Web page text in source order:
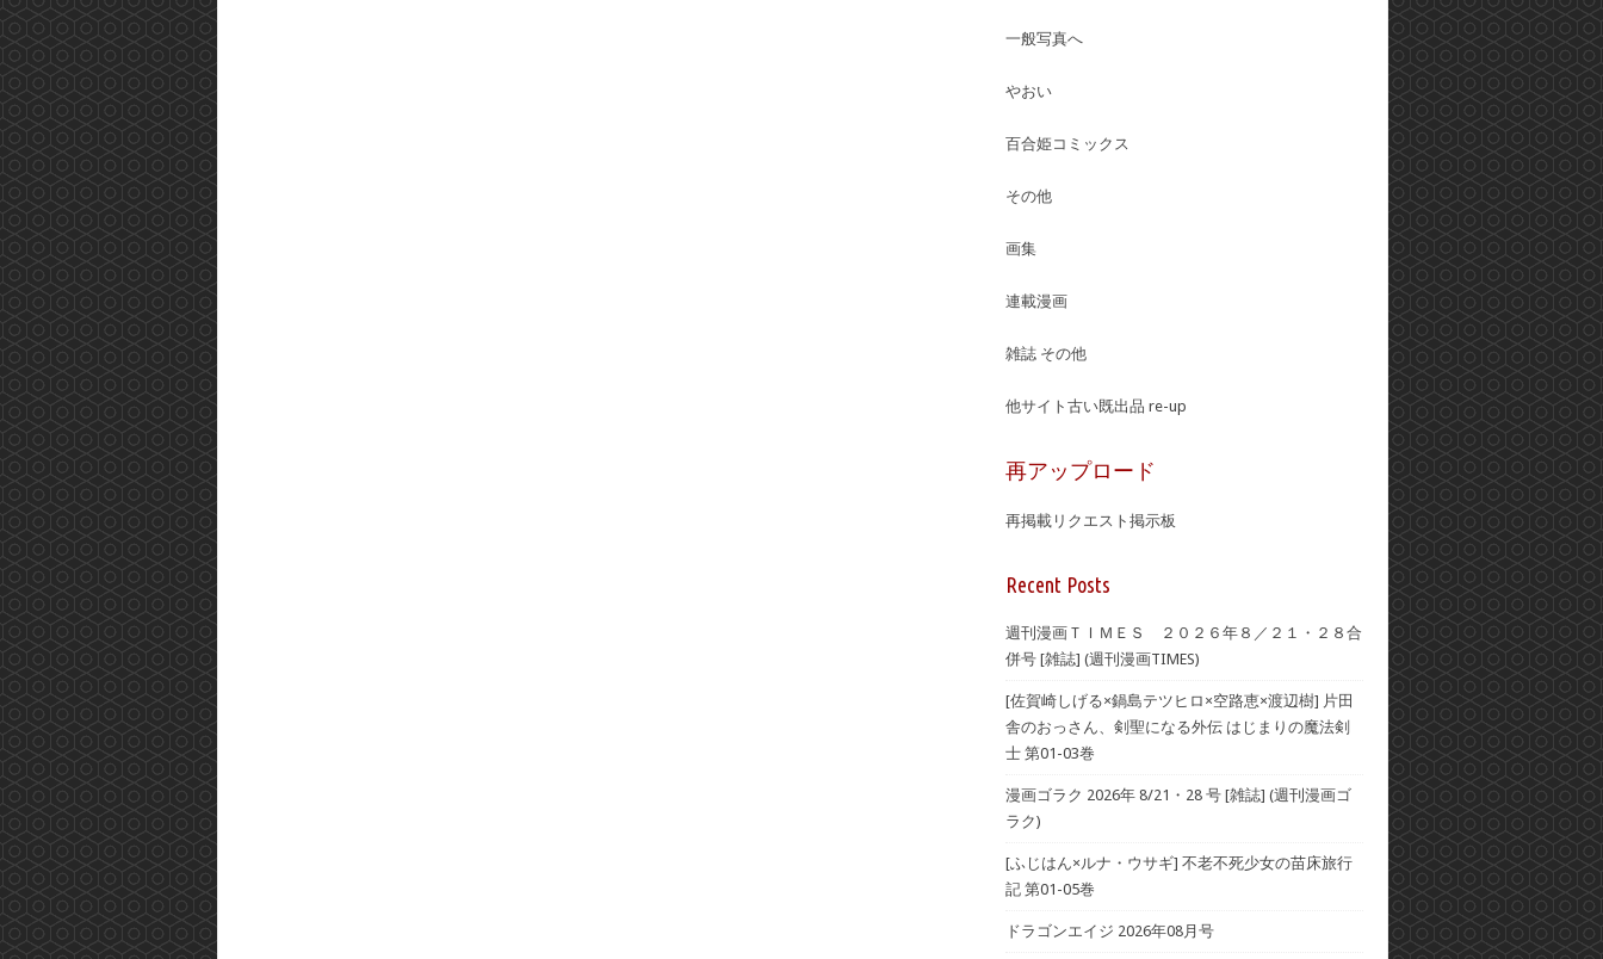
一般写真へ
やおい
百合姫コミックス
その他
画集
連載漫画
雑誌 その他
他サイト古い既出品 re-up
再アップロード
再掲載リクエスト掲示板
Recent Posts
週刊漫画ＴＩＭＥＳ ２０２６年８／２１・２８合
併号 [雑誌] (週刊漫画TIMES)
[佐賀崎しげる×鍋島テツヒロ×空路恵×渡辺樹] 片田
舎のおっさん、剣聖になる外伝 はじまりの魔法剣
士 第01-03巻
漫画ゴラク 2026年 8/21・28 号 [雑誌] (週刊漫画ゴ
ラク)
[ふじはん×ルナ・ウサギ] 不老不死少女の苗床旅行
記 第01-05巻
ドラゴンエイジ 2026年08月号